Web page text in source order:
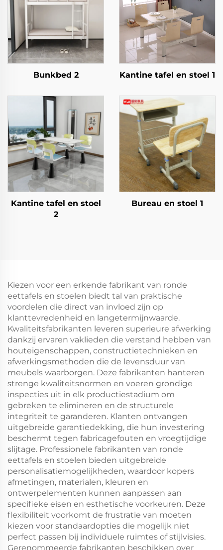
Bunkbed 2 Kantine tafel en stoel 1
Kantine tafel en stoel
2
Bureau en stoel 1
Kiezen voor een erkende fabrikant van ronde
eettafels en stoelen biedt tal van praktische
voordelen die direct van invloed zijn op
klanttevredenheid en langetermijnwaarde.
Kwaliteitsfabrikanten leveren superieure afwerking
dankzij ervaren vaklieden die verstand hebben van
houteigenschappen, constructietechnieken en
afwerkingsmethoden die de levensduur van
meubels waarborgen. Deze fabrikanten hanteren
strenge kwaliteitsnormen en voeren grondige
inspecties uit in elk productiestadium om
gebreken te elimineren en de structurele
integriteit te garanderen. Klanten ontvangen
uitgebreide garantiedekking, die hun investering
beschermt tegen fabricagefouten en vroegtijdige
slijtage. Professionele fabrikanten van ronde
eettafels en stoelen bieden uitgebreide
personalisatiemogelijkheden, waardoor kopers
afmetingen, materialen, kleuren en
ontwerpelementen kunnen aanpassen aan
specifieke eisen en esthetische voorkeuren. Deze
flexibiliteit voorkomt de frustratie van moeten
kiezen voor standaardopties die mogelijk niet
perfect passen bij individuele ruimtes of stijlvisies.
Gerenommeerde fabrikanten beschikken over